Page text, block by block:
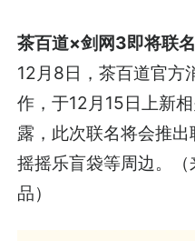
茶百道×剑网3即将联名
12月8日，茶百道官方
作，于12月15日上新
露，此次联名将会推出
摇摇乐盲袋等周边。
品）